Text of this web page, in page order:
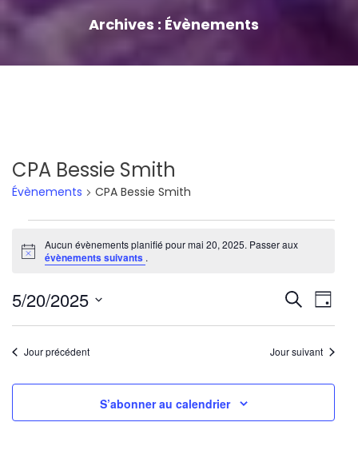
Archives : Évènements
CPA Bessie Smith
Évènements CPA Bessie Smith
Évènements
for
mai
20,
2025
Notice
Aucun évènements planifié pour mai 20, 2025. Passer aux
évènements suivants .
et
de
vues
Recherche
de
Jour
5/20/2025
Sélectionnez
uneJour précédent Jour suivant
S’abonner au calendrier